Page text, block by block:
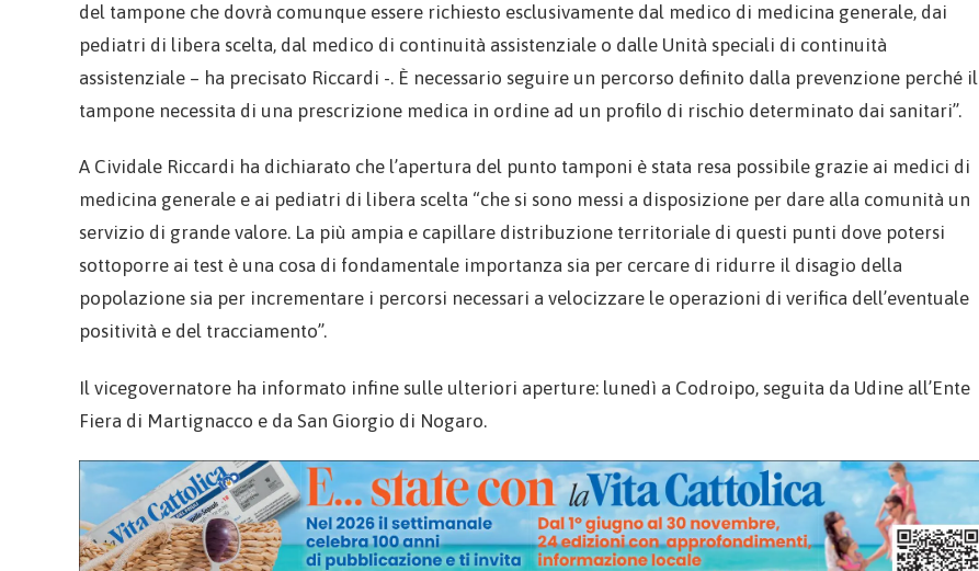
del tampone che dovrà comunque essere richiesto esclusivamente dal medico di medicina generale, dai
pediatri di libera scelta, dal medico di continuità assistenziale o dalle Unità speciali di continuità
assistenziale – ha precisato Riccardi -. È necessario seguire un percorso definito dalla prevenzione perché il
tampone necessita di una prescrizione medica in ordine ad un profilo di rischio determinato dai sanitari”.
A Cividale Riccardi ha dichiarato che l’apertura del punto tamponi è stata resa possibile grazie ai medici di
medicina generale e ai pediatri di libera scelta “che si sono messi a disposizione per dare alla comunità un
servizio di grande valore. La più ampia e capillare distribuzione territoriale di questi punti dove potersi
sottoporre ai test è una cosa di fondamentale importanza sia per cercare di ridurre il disagio della
popolazione sia per incrementare i percorsi necessari a velocizzare le operazioni di verifica dell’eventuale
positività e del tracciamento”.
Il vicegovernatore ha informato infine sulle ulteriori aperture: lunedì a Codroipo, seguita da Udine all’Ente
Fiera di Martignacco e da San Giorgio di Nogaro.